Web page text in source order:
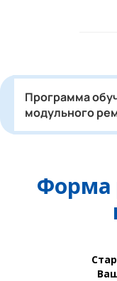
Программа
модульного
Форма